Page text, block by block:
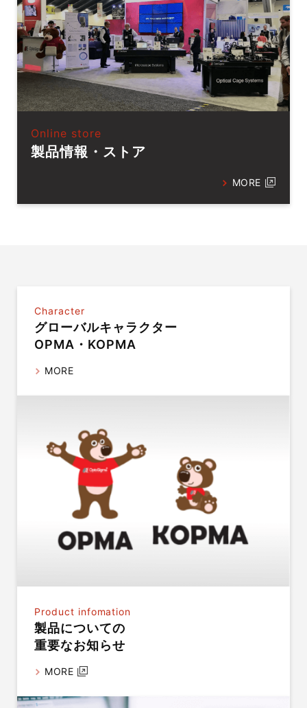
Online store
製品情報・ストア
MORE
Character
グローバルキャラクター
OPMA・KOPMA
MORE
Product infomation
製品についての
重要なお知らせ
MORE